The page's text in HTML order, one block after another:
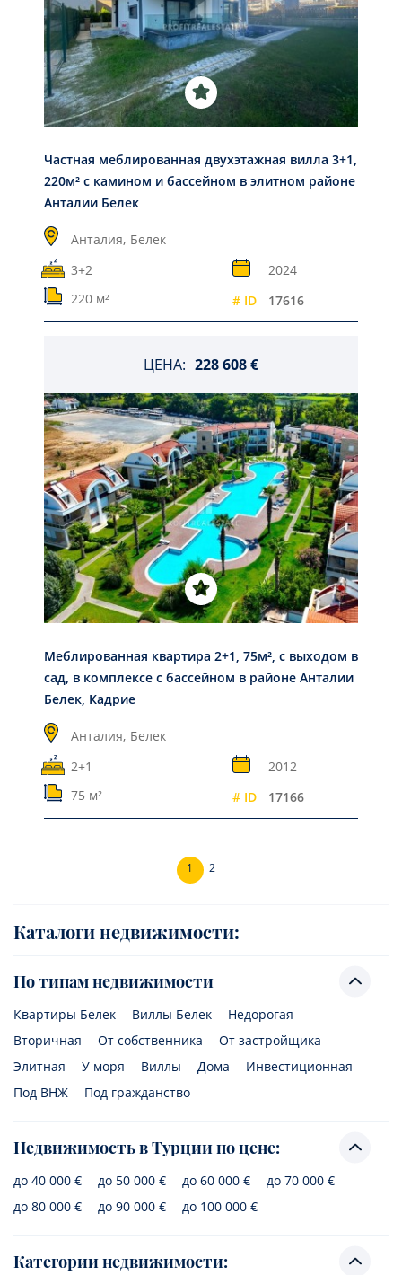
Частная меблированная двухэтажная вилла 3+1,
220м² с камином и бассейном в элитном районе
Анталии Белек
Анталия, Белек
3+2
2024
220 м²
# ID 17616
ЦЕНА: 228 608 €
Меблированная квартира 2+1, 75м², с выходом в
сад, в комплексе с бассейном в районе Анталии
Белек, Кадрие
Анталия, Белек
2+1
2012
75 м²
# ID 17166
1 2
Каталоги недвижимости:
По типам недвижимости
Квартиры Белек Виллы Белек
Недорогая
Вторичная
От собственника
От застройщика
Элитная
У моря Виллы Дома
Инвестиционная
Под ВНЖ
Под гражданство
Недвижимость в Турции по цене:
до 40 000 € до 50 000 € до 60 000 €
до 70 000 €
до 80 000 €
до 90 000 € до 100 000 €
Категории недвижимости: